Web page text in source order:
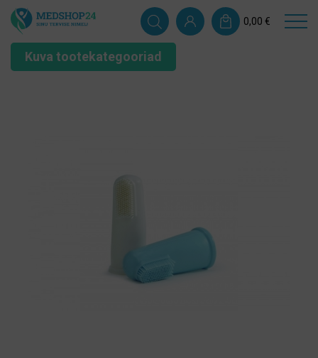
0,00 €
Kuva tootekategooriad